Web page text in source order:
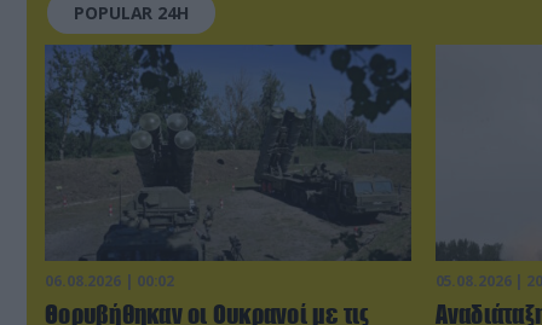
POPULAR 24H
06.08.2026 | 00:02
Θορυβήθηκαν οι Ουκρανοί με τις
05.08.2026 |